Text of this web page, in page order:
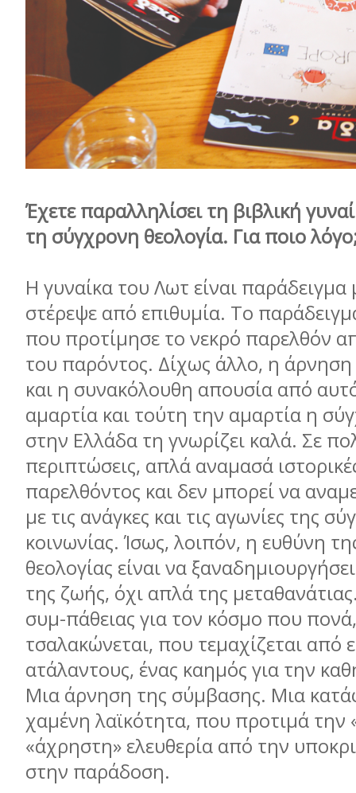
Έχετε παραλληλίσει τη βιβλική
τη σύγχρονη θεολογία. Για ποιο
Η γυναίκα του Λωτ είναι
στέρεψε από επιθυμία. Το
που προτίμησε το νεκρό παρελθόν
του παρόντος. Δίχως άλλο, η
και η συνακόλουθη απουσία από
αμαρτία και τούτη την αμαρτία η
στην Ελλάδα τη γνωρίζει καλά. Σε
περιπτώσεις, απλά αναμασά
παρελθόντος και δεν μπορεί να
με τις ανάγκες και τις αγωνίες της
κοινωνίας. Ίσως, λοιπόν, η ευθύνη
θεολογίας είναι να
της ζωής, όχι απλά της
συμ-πάθειας για τον κόσμο που
τσαλακώνεται, που τεμαχίζεται από
ατάλαντους, ένας καημός για την
Μια άρνηση της σύμβασης. Μια
χαμένη λαϊκότητα, που προτιμά την
«άχρηστη» ελευθερία από την
στην παράδοση.